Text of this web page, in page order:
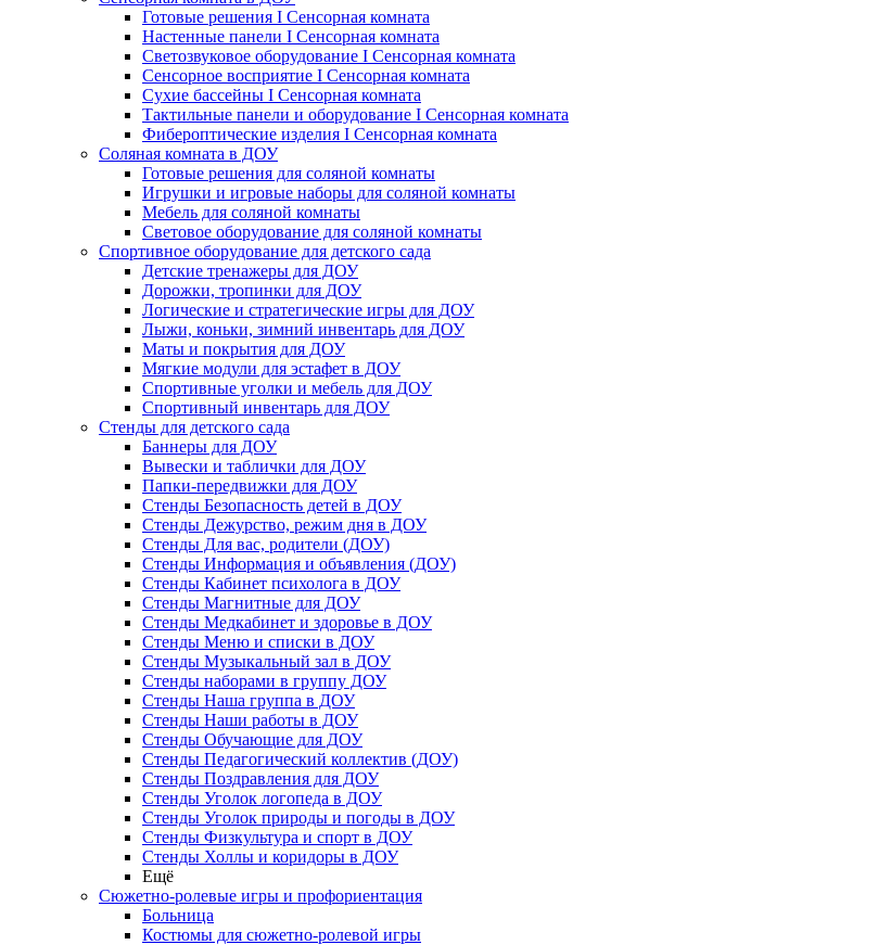
Готовые решения I Сенсорная комната
Настенные панели I Сенсорная комната
Светозвуковое оборудование I Сенсорная комната
Сенсорное восприятие I Сенсорная комната
Сухие бассейны I Сенсорная комната
Тактильные панели и оборудование I Сенсорная комната
Фибероптические изделия I Сенсорная комната
Соляная комната в ДОУ
Готовые решения для соляной комнаты
Игрушки и игровые наборы для соляной комнаты
Мебель для соляной комнаты
Световое оборудование для соляной комнаты
Спортивное оборудование для детского сада
Детские тренажеры для ДОУ
Дорожки, тропинки для ДОУ
Логические и стратегические игры для ДОУ
Лыжи, коньки, зимний инвентарь для ДОУ
Маты и покрытия для ДОУ
Мягкие модули для эстафет в ДОУ
Спортивные уголки и мебель для ДОУ
Спортивный инвентарь для ДОУ
Стенды для детского сада
Баннеры для ДОУ
Вывески и таблички для ДОУ
Папки-передвижки для ДОУ
Стенды Безопасность детей в ДОУ
Стенды Дежурство, режим дня в ДОУ
Стенды Для вас, родители (ДОУ)
Стенды Информация и объявления (ДОУ)
Стенды Кабинет психолога в ДОУ
Стенды Магнитные для ДОУ
Стенды Медкабинет и здоровье в ДОУ
Стенды Меню и списки в ДОУ
Стенды Музыкальный зал в ДОУ
Стенды наборами в группу ДОУ
Стенды Наша группа в ДОУ
Стенды Наши работы в ДОУ
Стенды Обучающие для ДОУ
Стенды Педагогический коллектив (ДОУ)
Стенды Поздравления для ДОУ
Стенды Уголок логопеда в ДОУ
Стенды Уголок природы и погоды в ДОУ
Стенды Физкультура и спорт в ДОУ
Стенды Холлы и коридоры в ДОУ
Ещё
Сюжетно-ролевые игры и профориентация
Больница
Костюмы для сюжетно-ролевой игры